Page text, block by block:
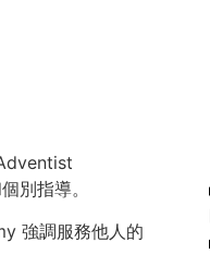
別指導。
強調服務他人的